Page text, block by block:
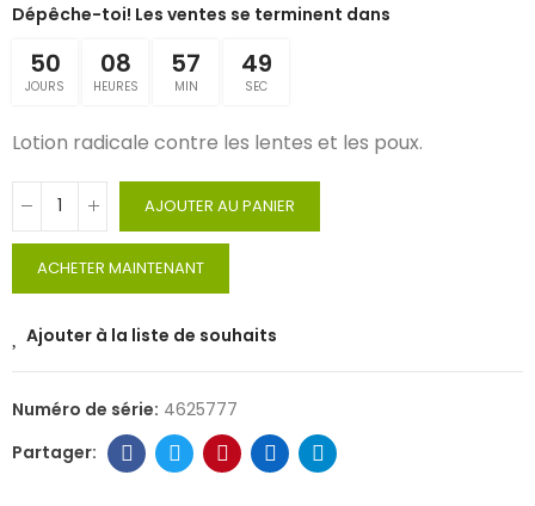
Dépêche-toi! Les ventes se terminent dans
50
JOURS
08
HEURES
57
MIN
49
SEC
Lotion radicale contre les lentes et les poux.
AJOUTER AU PANIER
ACHETER MAINTENANT
Ajouter à la liste de souhaits
Numéro de série: 4625777